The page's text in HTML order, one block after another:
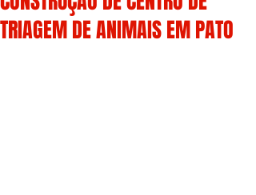
TRIAGEM DE ANIMAIS EM PATO